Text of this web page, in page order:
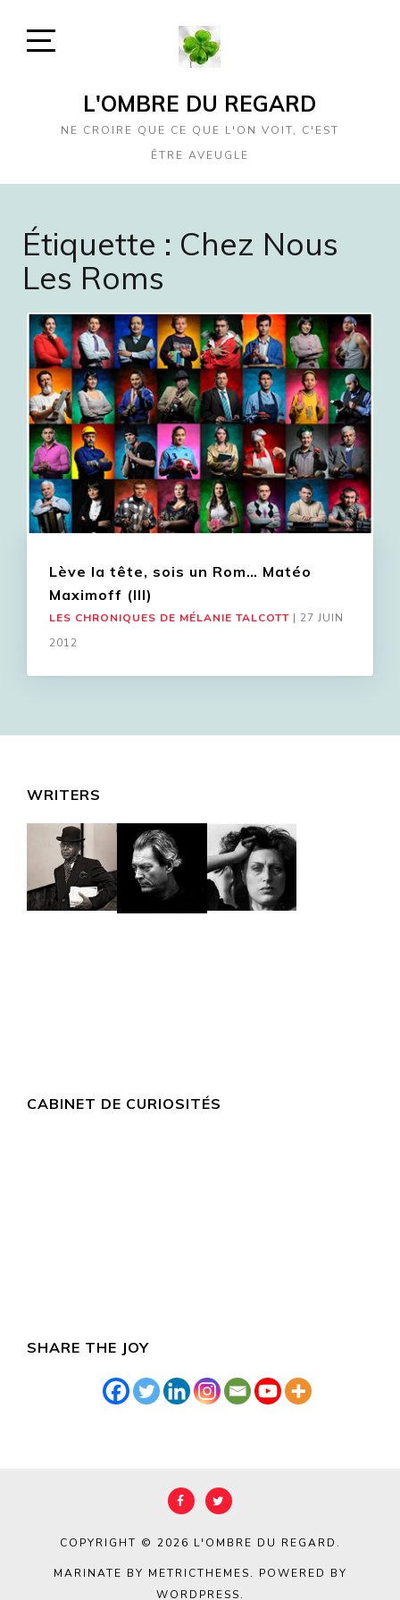
SidebarL'OMBRE DU REGARD
NE CROIRE QUE CE QUE L'ON VOIT, C'EST
ÊTRE AVEUGLE
Étiquette : Chez Nous
Les Roms
Lève la tête, sois un Rom… Matéo
Maximoff (III)
LES CHRONIQUES DE MÉLANIE TALCOTT | 27 JUIN
2012
WRITERS
CABINET DE CURIOSITÉS
SHARE THE JOY
COPYRIGHT © 2026 L'OMBRE DU REGARD.
MARINATE BY METRICTHEMES. POWERED BY
WORDPRESS.